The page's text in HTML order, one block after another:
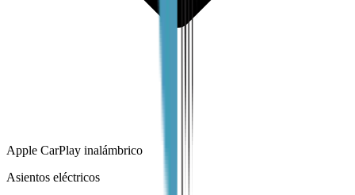
Apple CarPlay inalámbrico
Asientos eléctricos